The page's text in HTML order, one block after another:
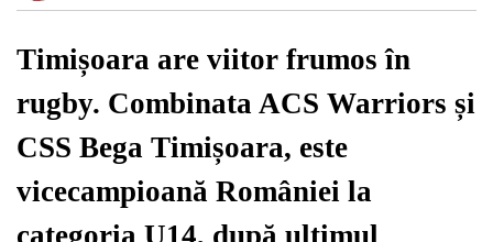
Timișoara are viitor frumos în
rugby. Combinata ACS Warriors și
CSS Bega Timișoara, este
vicecampioană României la